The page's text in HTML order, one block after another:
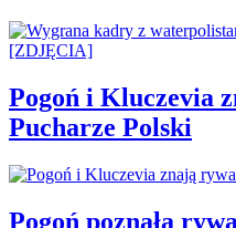
Pogoń i Kluczevia
Pucharze Polski
Pogoń poznała